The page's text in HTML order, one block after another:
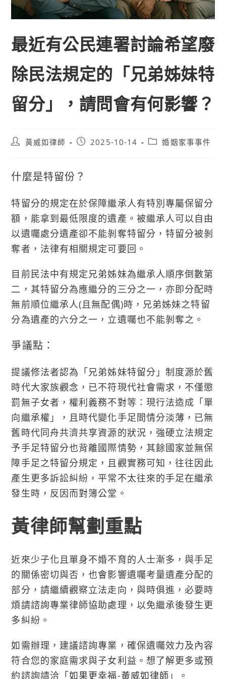
最近有公民連署討論希望廢
除民法規定的「兄弟姊妹特
留分」，請問會有何影響？
Post黃威如律師
Post2025-10-14
Post婚姻家事事件
什麼是特留份？
特留分的規定在於保障繼承人有特別專屬保留分
額，能拿到最低限度的遺產。被繼承人可以自由
以遺囑處分遺產卻不能剝奪特留分，特留分被剝
奪者，法律有相關規定可要回。
目前民法中有規定兄弟姊妹為繼承人順序倒數第
二，其特留分為應繼分的三分之一，亦即分配時
無前順位繼承人(且無配偶)時，兄弟姊妹之特留
分為遺產的六分之一，立遺囑也不能剝奪之。
爭議點：
提議修法者認為「兄弟姊妹特留分」制度源於舊
時代大家族觀念，已不符現代社會需求，不僅懲
罰無子女者，權利義務不對等：現行法造成「單
向繼承權」，且時代變化手足間情分淡薄，已無
舊時代同舟共濟共享資源的狀況，強硬立法規定
予手足特留分也背離國際情勢，其餘國家並無保
障手足之特留分規定，且觀實務可知，往往因此
產生更多訴訟糾紛，平常不太往來的手足在繼承
發生時，反因而對簿公堂。
黃律師幫劃重點
近來少子化且單身不婚不育的人士漸多，與手足
的關係密切與否，也會影響遺囑考量遺產分配的
部分，請繼續觀察立法走向，與時俱進，必要時
煩請諮詢專業律師協助處理，以免繼承後發生更
多糾紛。
如需辦理，建議諮詢專業，確保遺囑效力及內容
符合您的家庭需求與子女利益。想了解更多或預
約諮詢請洽「如果更幸福-黃威如律師 」。